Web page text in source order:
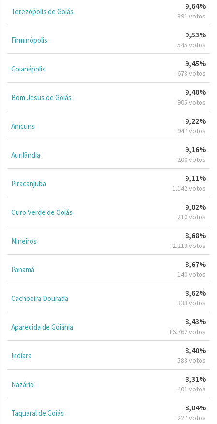
Terezópolis de Goiás
9,64%
391 votos
Firminópolis
9,53%
545 votos
Goianápolis
9,45%
678 votos
Bom Jesus de Goiás
9,40%
905 votos
Anicuns
9,22%
947 votos
Aurilândia
9,16%
200 votos
Piracanjuba
9,11%
1.142 votos
Ouro Verde de Goiás
9,02%
210 votos
Mineiros
8,68%
2.213 votos
Panamá
8,67%
140 votos
Cachoeira Dourada
8,62%
333 votos
Aparecida de Goiânia
8,43%
16.762 votos
Indiara
8,40%
588 votos
Nazário
8,31%
401 votos
Taquaral de Goiás
8,04%
227 votos